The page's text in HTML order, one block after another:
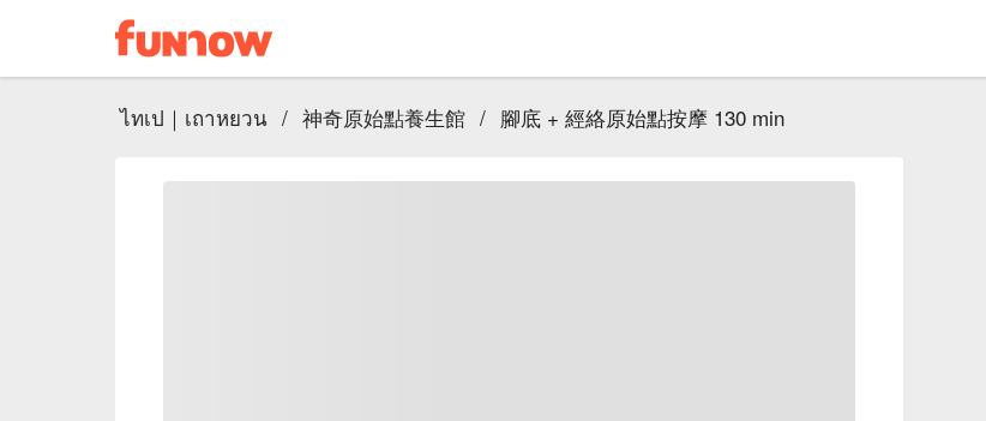
ไทเป｜เถาหยวน / 神奇原始點養生館 / 腳底 + 經絡原始點按摩 130 min